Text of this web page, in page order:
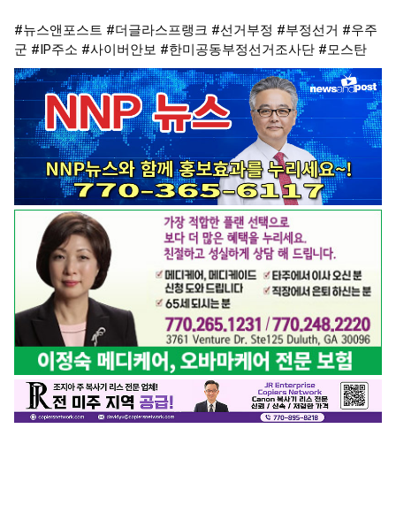
#뉴스앤포스트 #더글라스프랭크 #선거부정 #부정선거 #우주
군 #IP주소 #사이버안보 #한미공동부정선거조사단 #모스탄